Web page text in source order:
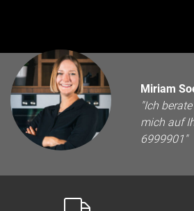
Miriam
"Ich
mich auf
6999901"